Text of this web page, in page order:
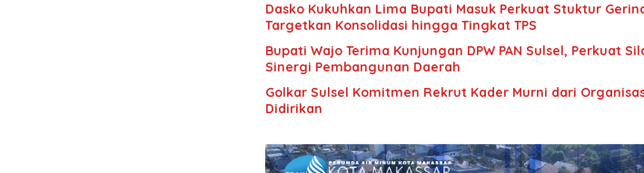
Dasko Kukuhkan Lima Bupati Masuk Perkuat Stuktur
Targetkan Konsolidasi hingga Tingkat TPS
Bupati Wajo Terima Kunjungan DPW PAN Sulsel, Perkuat
Sinergi Pembangunan Daerah
Golkar Sulsel Komitmen Rekrut Kader Murni dari
Didirikan